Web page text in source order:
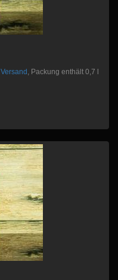
Versand , Packung enthält 0,7 l